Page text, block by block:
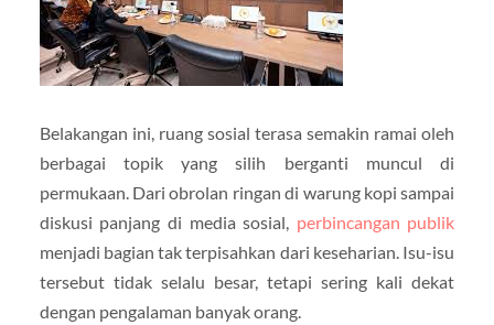
Belakangan ini, ruang sosial terasa semakin ramai oleh
berbagai topik yang silih berganti muncul di
permukaan. Dari obrolan ringan di warung kopi sampai
diskusi panjang di media sosial, perbincangan publik
menjadi bagian tak terpisahkan dari keseharian. Isu-isu
tersebut tidak selalu besar, tetapi sering kali dekat
dengan pengalaman banyak orang.